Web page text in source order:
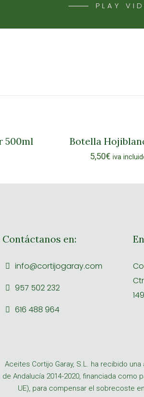
⸻ PLAY
500ml Botella
5,50€ iva
Contáctanos en:
info@cortijogaray.com
957 502 232
616 488 964
Aceites Cortijo Garay, S.L. ha recibido
de Andalucía 2014-2020, financiada como
UE), para compensar el sobrecoste